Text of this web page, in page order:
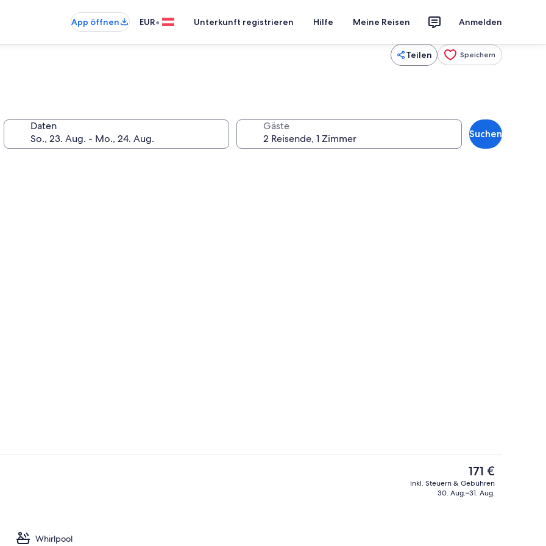
App öffnen EUR• Unterkunft registrieren Hilfe Meine Reisen Anmelden
Teilen Speichern
Daten Gäste
Suchen
Whirlpool
Der
aktuelle
Preis
171 €
inkl. Steuern & Gebühren
30. Aug.–31. Aug.